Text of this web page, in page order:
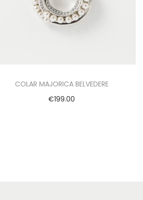
COLAR MAJORICA BELVEDERE
€199.00